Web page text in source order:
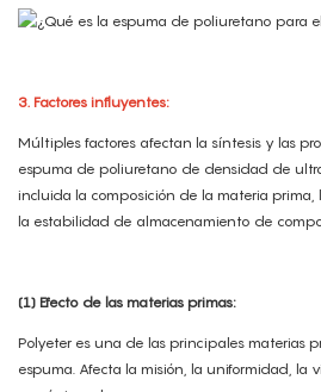
3. Factores influyentes:
Múltiples factores afectan la síntesis y las
espuma de poliuretano de densidad de
incluida la composición de la materia prima,
la estabilidad de almacenamiento de
(1) Efecto de las materias primas:
Polyeter es una de las principales materias
espuma. Afecta la misión, la uniformidad, la